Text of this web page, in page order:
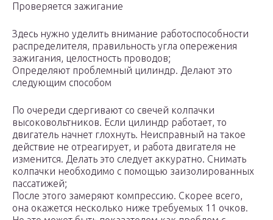
Проверяется зажигание
Здесь нужно уделить внимание работоспособности
распределителя, правильность угла опережения
зажигания, целостность проводов;
Определяют проблемный цилиндр. Делают это
следующим способом
По очереди сдергивают со свечей колпачки
высоковольтников. Если цилиндр работает, то
двигатель начнет глохнуть. Неисправный на такое
действие не отреагирует, и работа двигателя не
изменится. Делать это следует аккуратно. Снимать
колпачки необходимо с помощью заизолированных
пассатижей;
После этого замеряют компрессию. Скорее всего,
она окажется несколько ниже требуемых 11 очков.